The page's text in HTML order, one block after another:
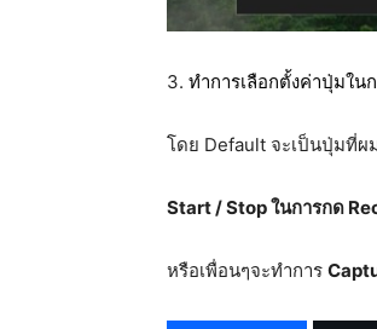
3. ทำการเลือกตั้งค่าปุ่มใน
โดย Default จะเป็นปุ่มที่ผ
Start / Stop ในการกด
หรือเพื่อนๆจะทำการ